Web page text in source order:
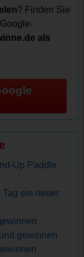
? Finden Sie
als
Up Paddle
ein neuer
gewinnen